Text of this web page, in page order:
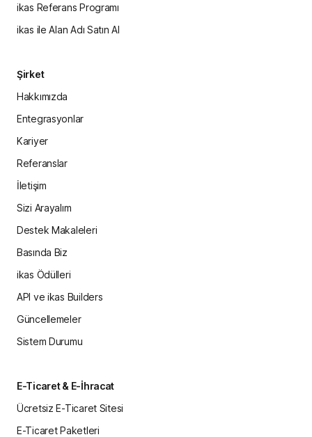
ikas Referans Programı
ikas ile Alan Adı Satın Al
Şirket
Hakkımızda
Entegrasyonlar
Kariyer
Referanslar
İletişim
Sizi Arayalım
Destek Makaleleri
Basında Biz
ikas Ödülleri
API ve ikas Builders
Güncellemeler
Sistem Durumu
E-Ticaret & E-İhracat
Ücretsiz E-Ticaret Sitesi
E-Ticaret Paketleri